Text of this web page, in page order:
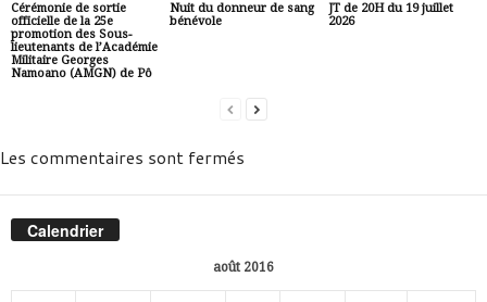
Cérémonie de sortie
officielle de la 25e
promotion des Sous-
lieutenants de l’Académie
Militaire Georges
Namoano (AMGN) de Pô
Nuit du donneur de sang
bénévole
JT de 20H du 19 juillet
2026
Les commentaires sont fermés
Calendrier
août 2016